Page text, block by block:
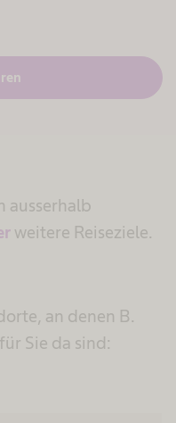
ausserhalb
weitere Reiseziele.
an denen B.
Sie da sind: